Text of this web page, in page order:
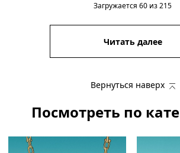
Загружается 60 из215
Читать далее
Вернуться наверх
Посмотреть по